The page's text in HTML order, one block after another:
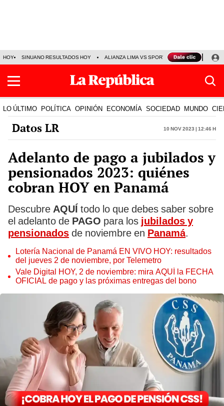
HOY SINUANO RESULTADOS HOY ALIANZA LIMA VS SPORT BOYS JORGE
LO ÚLTIMO POLÍTICA OPINIÓN ECONOMÍA SOCIEDAD MUNDO
Datos LR 10 Nov 2023 | 12:46 h
Adelanto de pago a jubilados y
pensionados 2023: quiénes
cobran HOY en Panamá
Descubre AQUÍ todo lo que debes saber sobre
el adelanto de PAGO para los jubilados y
pensionados de noviembre en Panamá.
Lotería Nacional de Panamá EN VIVO HOY: resultados
del jueves 2 de noviembre, por Telemetro
Vale Digital HOY, 2 de noviembre: mira AQUÍ la FECHA
OFICIAL de pago y las próximas entregas del bono